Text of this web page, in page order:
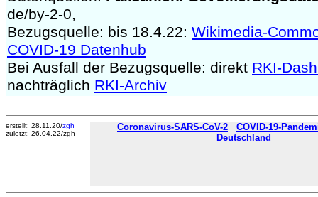
de/by-2-0,
Bezugsquelle: bis 18.4.22: Wikimedia-
COVID-19 Datenhub
Bei Ausfall der Bezugsquelle: direkt RKI-
nachträglich RKI-Archiv
erstellt: 28.11.20/zgh
zuletzt: 26.04.22/zgh
Coronavirus-SARS-CoV-2
COVID-19-
Deutschland